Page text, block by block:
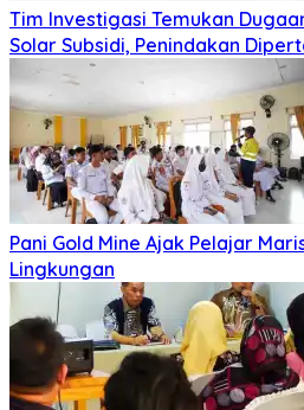
Tim Investigasi Temukan
Solar Subsidi, Penindakan
Pani Gold Mine Ajak Pelajar
Lingkungan